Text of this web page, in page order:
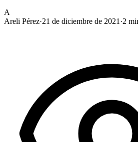
A
Areli Pérez·21 de diciembre de 2021 ·2